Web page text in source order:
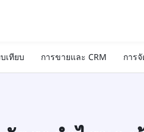
เทียบ การขายและ CRM การ